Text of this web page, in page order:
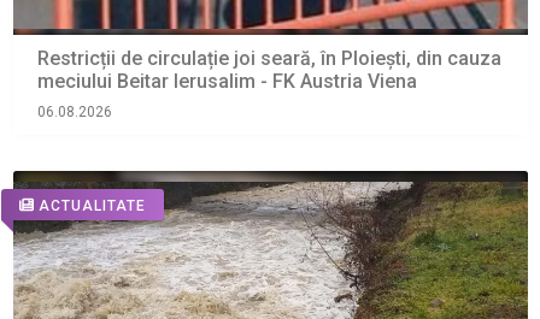
Restricții de circulație joi seară, în Ploiești, din cauza
meciului Beitar Ierusalim - FK Austria Viena
06.08.2026
ACTUALITATE